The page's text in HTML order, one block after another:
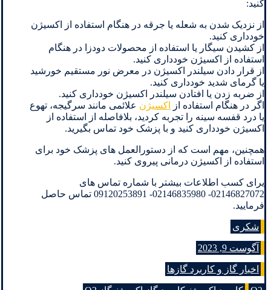
کنید:
از نزدیک شدن به شعله یا جرقه در هنگام استفاده از اکسیژن
خودداری کنید.
از کشیدن سیگار یا استفاده از محصولات دودزا در هنگام
استفاده از اکسیژن خودداری کنید.
از قرار دادن سیلندر اکسیژن در معرض نور مستقیم خورشید
یا گرمای شدید خودداری کنید.
از ضربه زدن یا افتادن سیلندر اکسیژن خودداری کنید.
اگر در هنگام استفاده از
اکسیژن علائمی مانند سرگیجه، تهوع
یا درد قفسه سینه را تجربه کردید، بلافاصله از استفاده از
اکسیژن خودداری کنید و با پزشک خود تماس بگیرید.
همچنین، مهم است که از دستورالعمل های پزشک خود برای
استفاده از اکسیژن درمانی پیروی کنید.
یرای کسب اطلاعات بیشتر با شماره تماس های
02146827072- 02146835980- 09120253891 تماس حاصل
فرمایید.
شکری
آگوست 9, 2023
اخبار گاز و کاربرد گازها